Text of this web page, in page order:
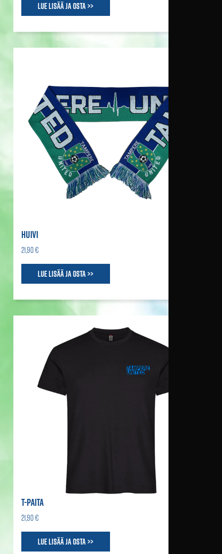
Lue lisää ja osta >>
HUIVI
21,90 €
Lue lisää ja osta >>
T-PAITA
21,90 €
Lue lisää ja osta >>